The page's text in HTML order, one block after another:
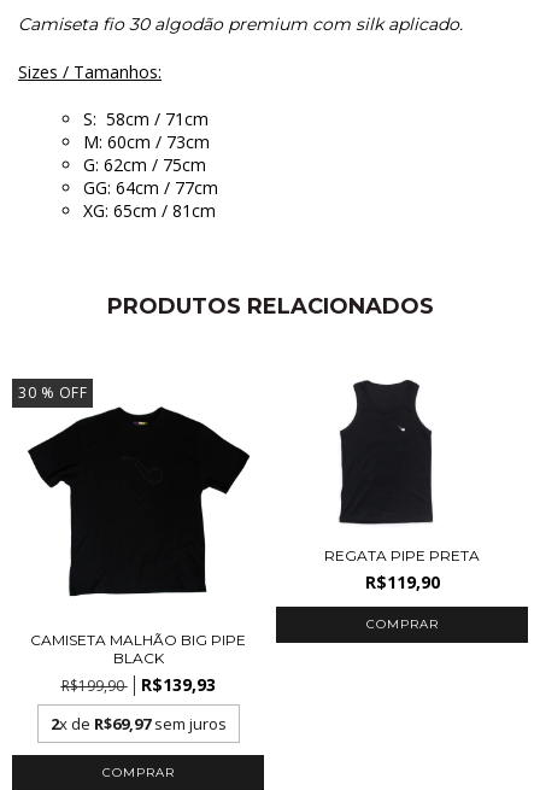
Camiseta fio 30 algodão premium com silk aplicado.
Sizes / Tamanhos:
S: 58cm / 71cm
M: 60cm / 73cm
G: 62cm / 75cm
GG: 64cm / 77cm
XG: 65cm / 81cm
PRODUTOS RELACIONADOS
30 % OFF
CAMISETA MALHÃO BIG PIPE
BLACK
R$199,90 R$139,93
2x de R$69,97sem juros
COMPRAR
REGATA PIPE PRETA
R$119,90
COMPRAR